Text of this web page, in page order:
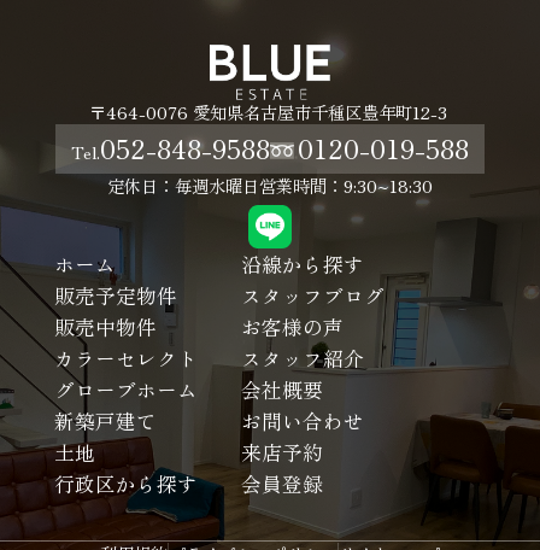
〒464-0076 愛知県名古屋市千種区豊年町12-3
Tel.052-848-9588 0120-019-588
定休日：毎週水曜日営業時間：9:30~18:30
ホーム
沿線から探す
販売予定物件
スタッフブログ
販売中物件
お客様の声
カラーセレクト
スタッフ紹介
グローブホーム
会社概要
新築戸建て
お問い合わせ
土地
来店予約
行政区から探す
会員登録